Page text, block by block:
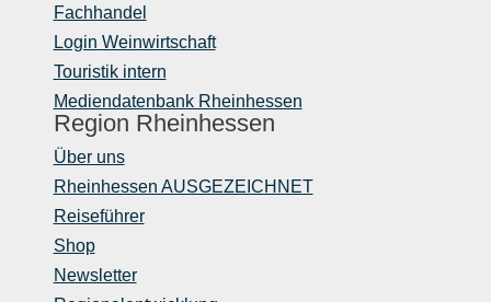
Fachhandel
Login Weinwirtschaft
Touristik intern
Mediendatenbank Rheinhessen
Region Rheinhessen
Über uns
Rheinhessen AUSGEZEICHNET
Reiseführer
Shop
Newsletter